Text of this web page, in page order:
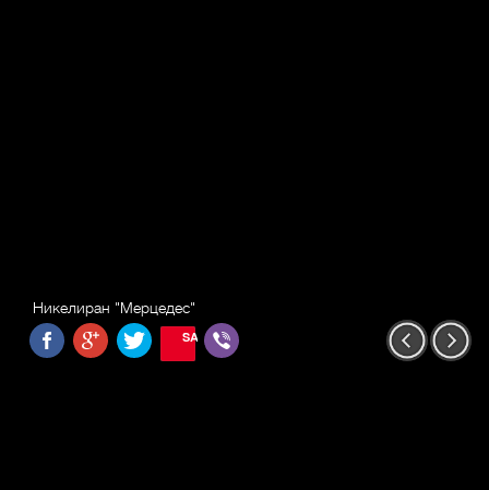
Никелиран "Мерцедес"
SAVE